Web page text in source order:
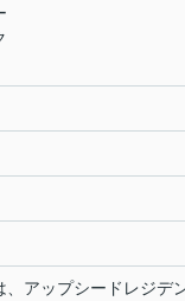
、アップシードレジデ